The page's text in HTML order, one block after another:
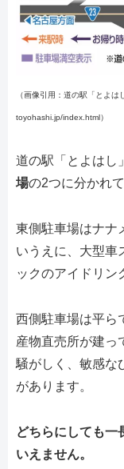
（画像引用：道の駅「とよ
toyohashi.jp/index.html）
道の駅「とよはし
場の2つに分かれて
東側駐車場はナナ
いうえに、大型車
ックのアイドリン
西側駐車場は平ら
産物直売所が建っ
騒がしく、敏感な
があります。
どちらにしても一
いえません。